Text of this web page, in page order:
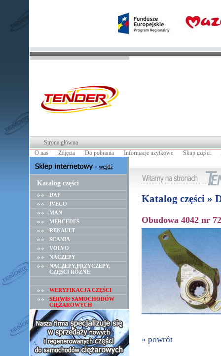
Strona główna
O nas
Zdjęcia Do pobrania Informacje użytkowe Skup części
Katalog części
DAF
IVECO
MAN
MERCEDES
RENAULT
SCANIA
VOLVO
NACZEPY
NACZEPY,PRZYCZEPY,
CZĘŚCI RÓŻNE
WERYFIKACJA CZĘŚCI
SERWIS SAMOCHODÓW
CIĘŻAROWYCH
Katalog części »
Obudowa 4042 nr
» powrót